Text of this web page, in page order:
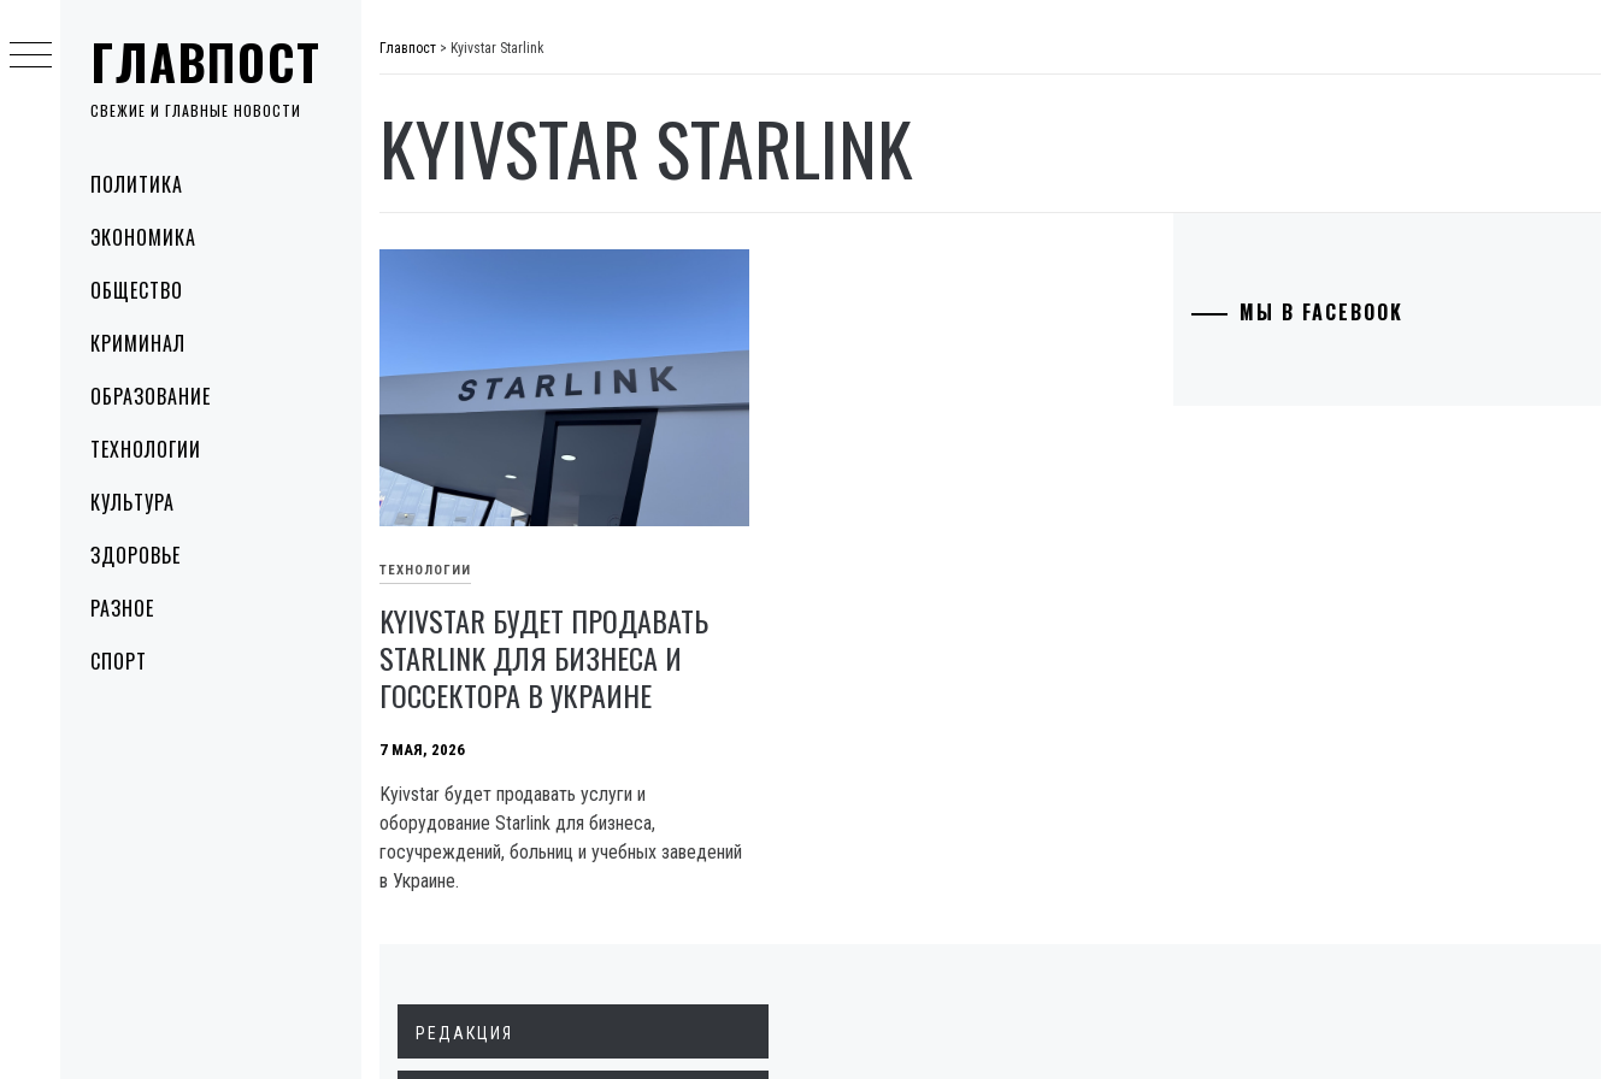
ГЛАВПОСТ
СВЕЖИЕ И ГЛАВНЫЕ НОВОСТИ
MenuПОЛИТИКА
ЭКОНОМИКА
ОБЩЕСТВО
КРИМИНАЛ
ОБРАЗОВАНИЕ
ТЕХНОЛОГИИ
КУЛЬТУРА
ЗДОРОВЬЕ
РАЗНОЕ
СПОРТ
to
content
Главпост > Kyivstar Starlink
KYIVSTAR STARLINK
ТЕХНОЛОГИИ
KYIVSTAR БУДЕТ ПРОДАВАТЬ
STARLINK ДЛЯ БИЗНЕСА И
ГОССЕКТОРА В УКРАИНЕ
7 МАЯ, 2026
Kyivstar будет продавать услуги и
оборудование Starlink для бизнеса,
госучреждений, больниц и учебных заведений
в Украине.
МЫ В FACEBOOK
РЕДАКЦИЯ